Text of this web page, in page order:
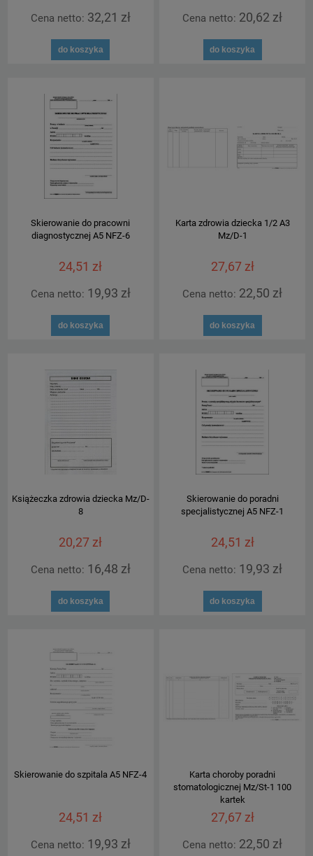
Cena netto: 32,21 zł
do koszyka
Cena netto: 20,62 zł
do koszyka
Skierowanie do pracowni
diagnostycznej A5 NFZ-6
24,51 zł
Cena netto: 19,93 zł
do koszyka
Karta zdrowia dziecka 1/2 A3
Mz/D-1
27,67 zł
Cena netto: 22,50 zł
do koszyka
Książeczka zdrowia dziecka Mz/D-
8
20,27 zł
Cena netto: 16,48 zł
do koszyka
Skierowanie do poradni
specjalistycznej A5 NFZ-1
24,51 zł
Cena netto: 19,93 zł
do koszyka
Skierowanie do szpitala A5 NFZ-4
24,51 zł
Cena netto: 19,93 zł
Karta choroby poradni
stomatologicznej Mz/St-1 100
kartek
27,67 zł
Cena netto: 22,50 zł